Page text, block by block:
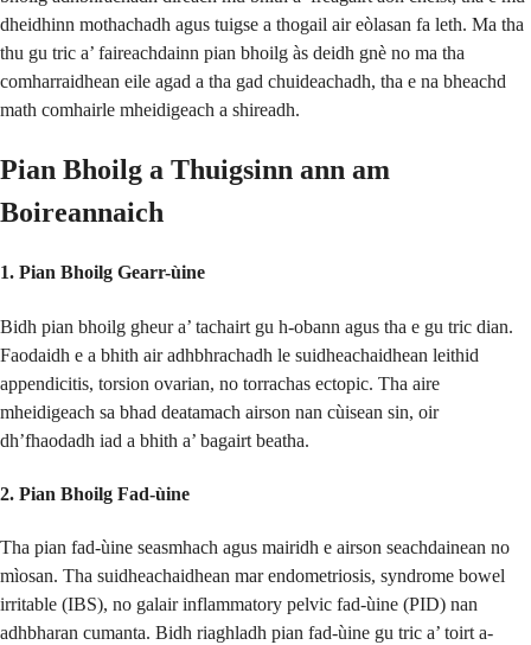
dheidhinn mothachadh agus tuigse a thogail air eòlasan fa leth. Ma tha
thu gu tric a’ faireachdainn pian bhoilg às deidh gnè no ma tha
comharraidhean eile agad a tha gad chuideachadh, tha e na bheachd
math comhairle mheidigeach a shireadh.
Pian Bhoilg a Thuigsinn ann am
Boireannaich
1. Pian Bhoilg Gearr-ùine
Bidh pian bhoilg gheur a’ tachairt gu h-obann agus tha e gu tric dian.
Faodaidh e a bhith air adhbhrachadh le suidheachaidhean leithid
appendicitis, torsion ovarian, no torrachas ectopic. Tha aire
mheidigeach sa bhad deatamach airson nan cùisean sin, oir
dh’fhaodadh iad a bhith a’ bagairt beatha.
2. Pian Bhoilg Fad-ùine
Tha pian fad-ùine seasmhach agus mairidh e airson seachdainean no
mìosan. Tha suidheachaidhean mar endometriosis, syndrome bowel
irritable (IBS), no galair inflammatory pelvic fad-ùine (PID) nan
adhbharan cumanta. Bidh riaghladh pian fad-ùine gu tric a’ toirt a-